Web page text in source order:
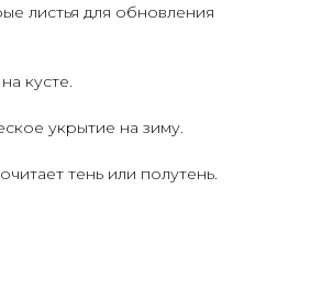
листья для обновления
кусте.
укрытие на зиму.
тень или полутень.